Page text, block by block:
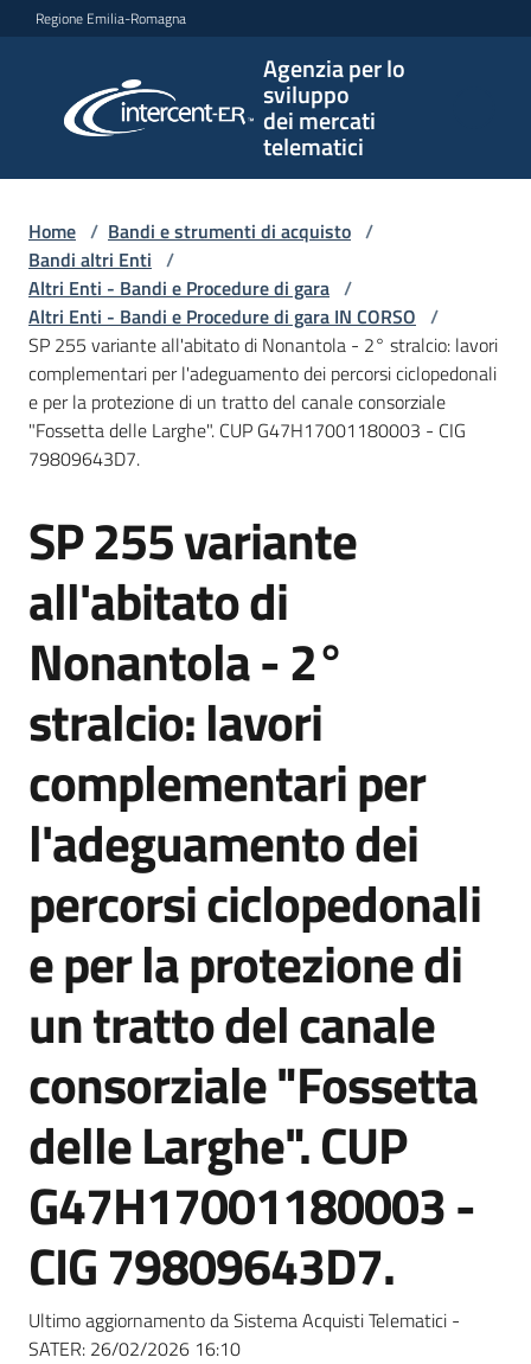
Vai al contenuto
Vai alla navigazione
Vai al footer
Regione Emilia-Romagna
Agenzia per lo
sviluppo
dei mercati
telematici
per lo
sviluppo
telematici
L'Agenzia
Bandi
e
di
acquisto
Supporto
Piattaforme
site
Seguici
su
Home / Bandi e strumenti di acquisto /
Bandi altri Enti /
Altri Enti - Bandi e Procedure di gara /
Altri Enti - Bandi e Procedure di gara IN CORSO /
SP 255 variante all'abitato di Nonantola - 2° stralcio: lavori
complementari per l'adeguamento dei percorsi ciclopedonali
e per la protezione di un tratto del canale consorziale
"Fossetta delle Larghe". CUP G47H17001180003 - CIG
79809643D7.
Salta al contenuto
SP 255 variante
all'abitato di
Nonantola - 2°
stralcio: lavori
complementari per
l'adeguamento dei
percorsi ciclopedonali
e per la protezione di
un tratto del canale
consorziale "Fossetta
delle Larghe". CUP
G47H17001180003 -
CIG 79809643D7.
Ultimo aggiornamento da Sistema Acquisti Telematici -
SATER: 26/02/2026 16:10